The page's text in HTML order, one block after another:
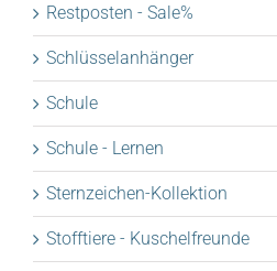
Restposten - Sale%
Schlüsselanhänger
Schule
Schule - Lernen
Sternzeichen-Kollektion
Stofftiere - Kuschelfreunde